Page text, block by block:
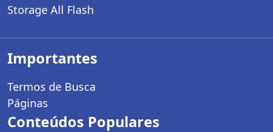
Storage All Flash
Importantes
Termos de Busca
Páginas
Conteúdos Populares